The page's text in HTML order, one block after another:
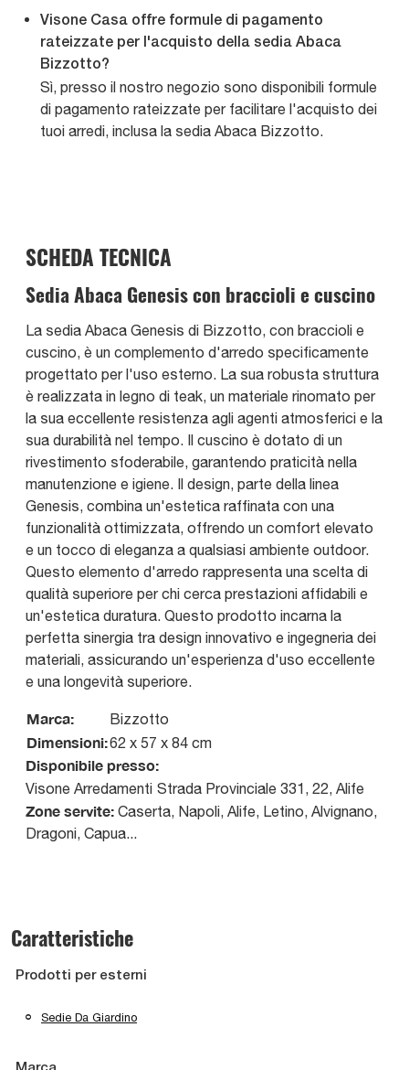
Visone Casa offre formule di pagamento
rateizzate per l'acquisto della sedia Abaca
Bizzotto?
Sì, presso il nostro negozio sono disponibili formule
di pagamento rateizzate per facilitare l'acquisto dei
tuoi arredi, inclusa la sedia Abaca Bizzotto.
SCHEDA TECNICA
Sedia Abaca Genesis con braccioli e cuscino
La sedia Abaca Genesis di Bizzotto, con braccioli e
cuscino, è un complemento d'arredo specificamente
progettato per l'uso esterno. La sua robusta struttura
è realizzata in legno di teak, un materiale rinomato per
la sua eccellente resistenza agli agenti atmosferici e la
sua durabilità nel tempo. Il cuscino è dotato di un
rivestimento sfoderabile, garantendo praticità nella
manutenzione e igiene. Il design, parte della linea
Genesis, combina un'estetica raffinata con una
funzionalità ottimizzata, offrendo un comfort elevato
e un tocco di eleganza a qualsiasi ambiente outdoor.
Questo elemento d'arredo rappresenta una scelta di
qualità superiore per chi cerca prestazioni affidabili e
un'estetica duratura. Questo prodotto incarna la
perfetta sinergia tra design innovativo e ingegneria dei
materiali, assicurando un'esperienza d'uso eccellente
e una longevità superiore.
Marca: Bizzotto
Dimensioni:62 x 57 x 84 cm
Disponibile presso:
Visone Arredamenti Strada Provinciale 331, 22, Alife
Zone servite: Caserta, Napoli, Alife, Letino, Alvignano,
Dragoni, Capua...
Caratteristiche
Prodotti per esterni
Sedie Da Giardino